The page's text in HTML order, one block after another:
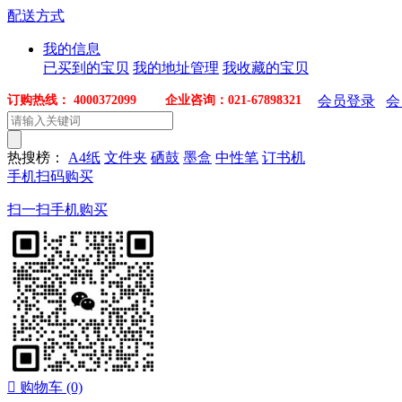
配送方式
我的信息
已买到的宝贝 我的地址管理 我收藏的宝贝
订购热线： 4000372099 企业咨询：021-67898321 会员登录
热搜榜： A4纸 文件夹 硒鼓 墨盒 中性笔 订书机
手机扫码购买
扫一扫手机购买
 购物车 (0)